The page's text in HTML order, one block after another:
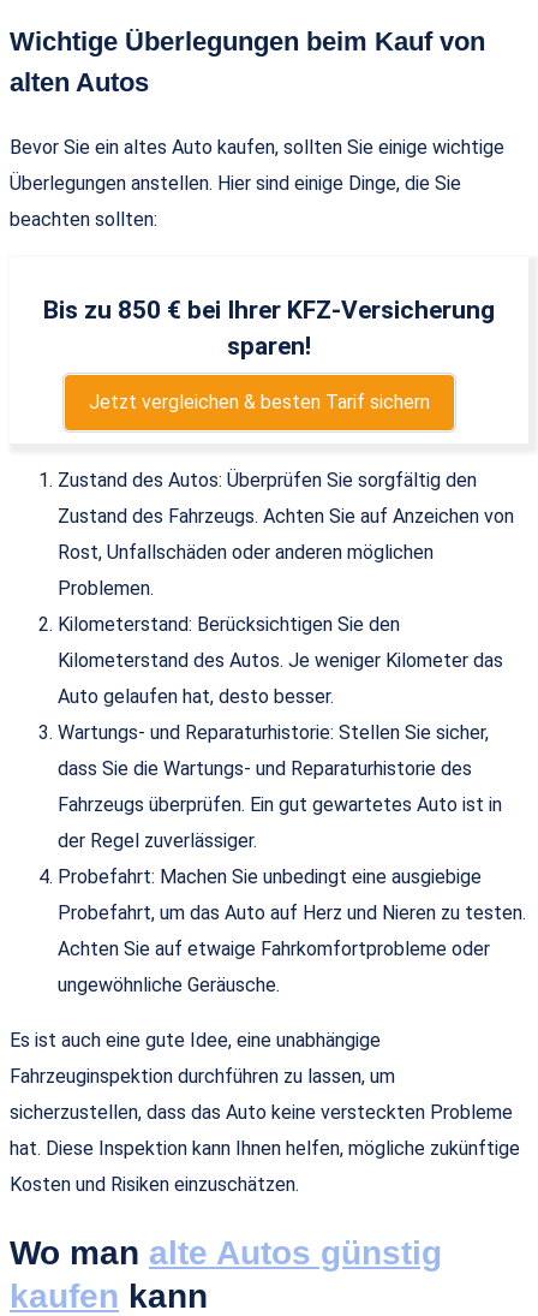
Wichtige Überlegungen beim Kauf von
alten Autos
Bevor Sie ein altes Auto kaufen, sollten Sie einige wichtige
Überlegungen anstellen. Hier sind einige Dinge, die Sie
beachten sollten:
Bis zu 850 € bei Ihrer KFZ-Versicherung
sparen!
Jetzt vergleichen & besten Tarif sichern
Zustand des Autos: Überprüfen Sie sorgfältig den
Zustand des Fahrzeugs. Achten Sie auf Anzeichen von
Rost, Unfallschäden oder anderen möglichen
Problemen.
Kilometerstand: Berücksichtigen Sie den
Kilometerstand des Autos. Je weniger Kilometer das
Auto gelaufen hat, desto besser.
Wartungs- und Reparaturhistorie: Stellen Sie sicher,
dass Sie die Wartungs- und Reparaturhistorie des
Fahrzeugs überprüfen. Ein gut gewartetes Auto ist in
der Regel zuverlässiger.
Probefahrt: Machen Sie unbedingt eine ausgiebige
Probefahrt, um das Auto auf Herz und Nieren zu testen.
Achten Sie auf etwaige Fahrkomfortprobleme oder
ungewöhnliche Geräusche.
Es ist auch eine gute Idee, eine unabhängige
Fahrzeuginspektion durchführen zu lassen, um
sicherzustellen, dass das Auto keine versteckten Probleme
hat. Diese Inspektion kann Ihnen helfen, mögliche zukünftige
Kosten und Risiken einzuschätzen.
Wo man alte Autos günstig
kaufen kann